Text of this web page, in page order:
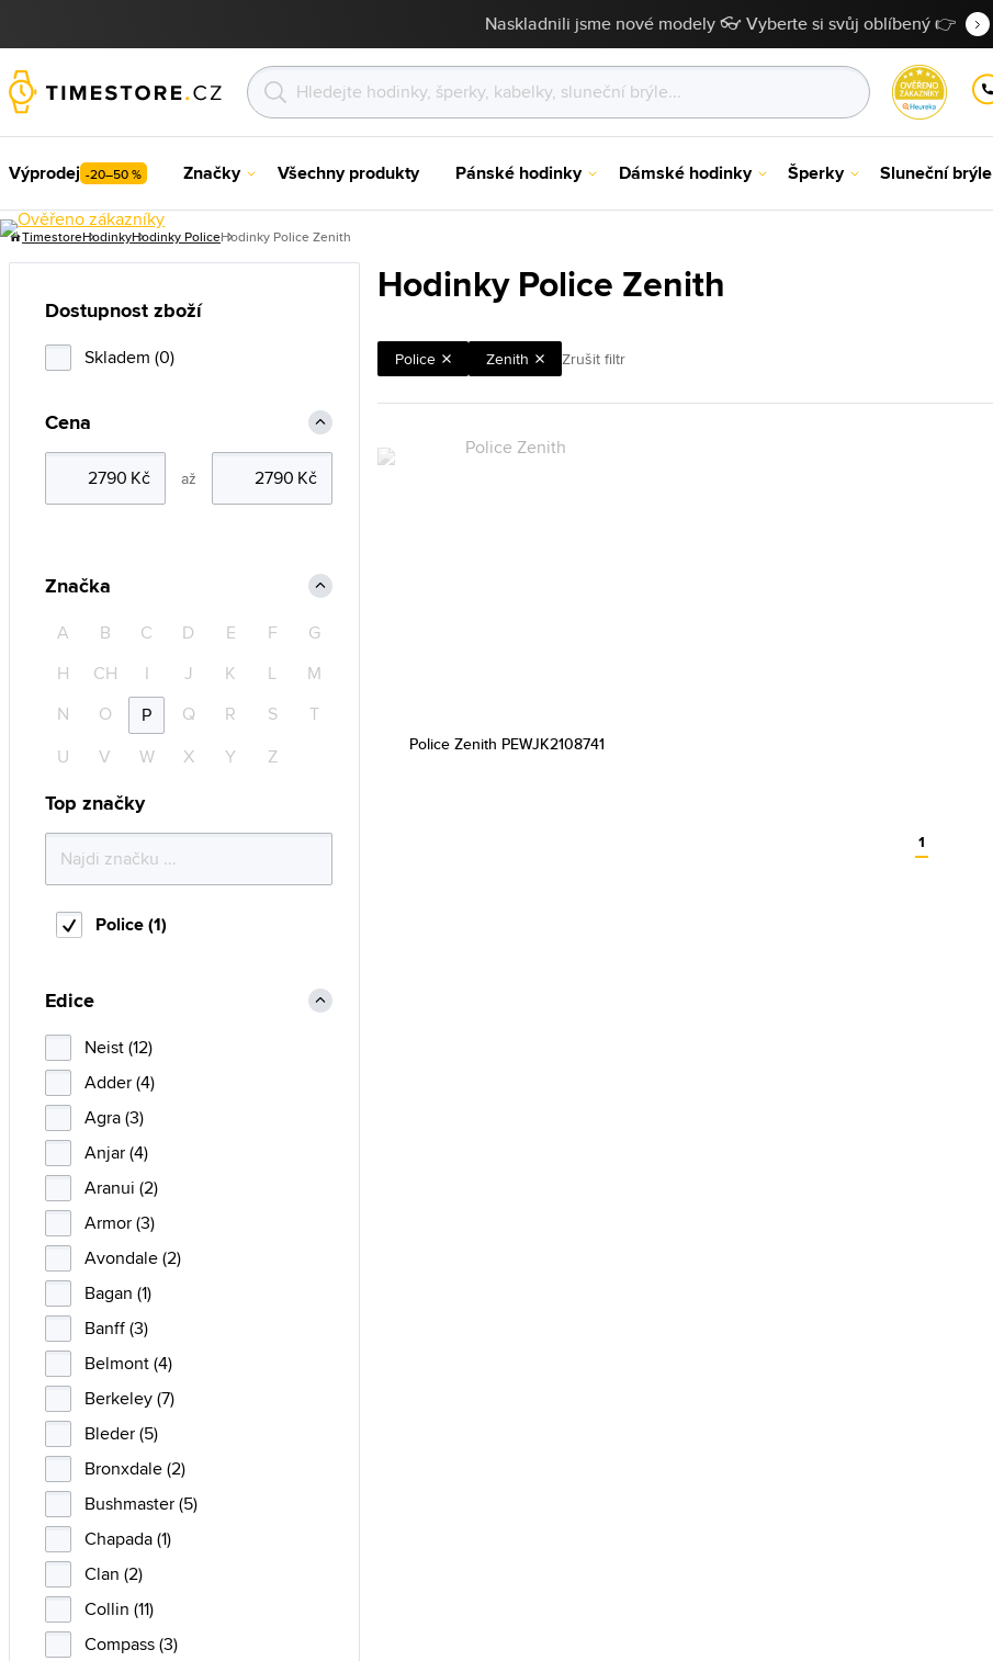
Naskladnili jsme nové modely 👓 Vyberte si svůj oblíbený 👉
Výprodej -20–50 % Značky Všechny produkty Pánské hodinky Dámské hodinky Šperky Sluneční brýle
TimestoreHodinkyHodinky PoliceHodinky Police Zenith
Hodinky Police Zenith
Police Zenith Zrušit filtr
Police Zenith PEWJK2108741
1
Dostupnost zboží
Skladem (0)
Cena
až
Značka
A B C D E F
G
H
CH I J K L
M
N
O P Q R S
T
U
V W X Y Z
Top značky
Police (1)
Edice
Neist (12)
Adder (4)
Agra (3)
Anjar (4)
Aranui (2)
Armor (3)
Avondale (2)
Bagan (1)
Banff (3)
Belmont (4)
Berkeley (7)
Bleder (5)
Bronxdale (2)
Bushmaster (5)
Chapada (1)
Clan (2)
Collin (11)
Compass (3)